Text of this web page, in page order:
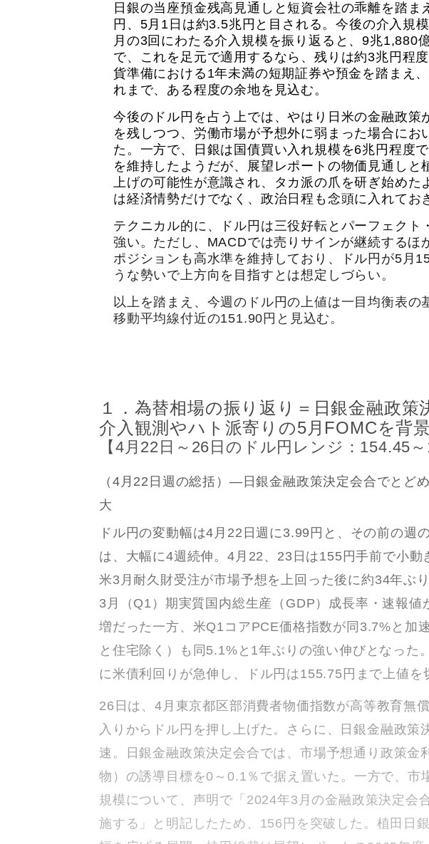
日銀の当座預金残高見通しと短資会社の乖離を踏
円、5月1日は約3.5兆円と目される。今後の介入規
月の3回にわたる介入規模を振り返ると、9兆1,880
で、これを足元で適用するなら、残りは約3兆円程
貨準備における1年未満の短期証券や預金を踏まえ
れまで、ある程度の余地を見込む。
今後のドル円を占う上では、やはり日米の金融政
を残しつつ、労働市場が予想外に弱まった場合にお
た。一方で、日銀は国債買い入れ規模を6兆円程度
を維持したようだが、展望レポートの物価見通しと
上げの可能性が意識され、タカ派の爪を研ぎ始めた
は経済情勢だけでなく、政治日程も念頭に入れてお
テクニカル的に、ドル円は三役好転とパーフェクト
強い。ただし、MACDでは売りサインが継続するほ
ポジションも高水準を維持しており、ドル円が5月
うな勢いで上方向を目指すとは想定しづらい。
以上を踏まえ、今週のドル円の上値は一目均衡表
移動平均線付近の151.90円と見込む。
１．為替相場の振り返り＝日銀金融政策
介入観測やハト派寄りの5月FOMCを背
【4月22日～26日のドル円レンジ：154.45～
（4月22日週の総括）―日銀金融政策決定会合でとど
大
ドル円の変動幅は4月22日週に3.99円と、その前の週
は、大幅に4週続伸。4月22、23日は155円手前で小動
米3月耐久財受注が市場予想を上回った後に約34年ぶ
3月（Q1）期実質国内総生産（GDP）成長率・速報
増だった一方、米Q1コアPCE価格指数が同3.7%と加
と住宅除く）も同5.1%と1年ぶりの強い伸びとなった
に米債利回りが急伸し、ドル円は155.75円まで上値を
26日は、4月東京都区部消費者物価指数が高等教育無
入りからドル円を押し上げた。さらに、日銀金融政策
速。日銀金融政策決定会合では、市場予想通り政策金
物）の誘導目標を0～0.1％で据え置いた。一方で、市
規模について、声明で「2024年3月の金融政策決定会
施する」と明記したため、156円を突破した。植田日